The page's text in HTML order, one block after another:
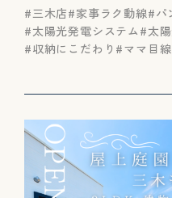
三木店 家事ラク動線 パ
太陽光発電システム
太
収納にこだわり
ママ目